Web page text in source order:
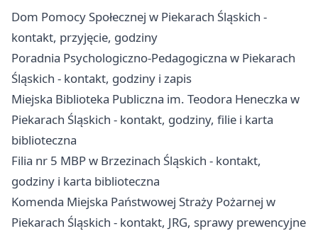
Dom Pomocy Społecznej w Piekarach Śląskich -
kontakt, przyjęcie, godziny
Poradnia Psychologiczno-Pedagogiczna w Piekarach
Śląskich - kontakt, godziny i zapis
Miejska Biblioteka Publiczna im. Teodora Heneczka w
Piekarach Śląskich - kontakt, godziny, filie i karta
biblioteczna
Filia nr 5 MBP w Brzezinach Śląskich - kontakt,
godziny i karta biblioteczna
Komenda Miejska Państwowej Straży Pożarnej w
Piekarach Śląskich - kontakt, JRG, sprawy prewencyjne